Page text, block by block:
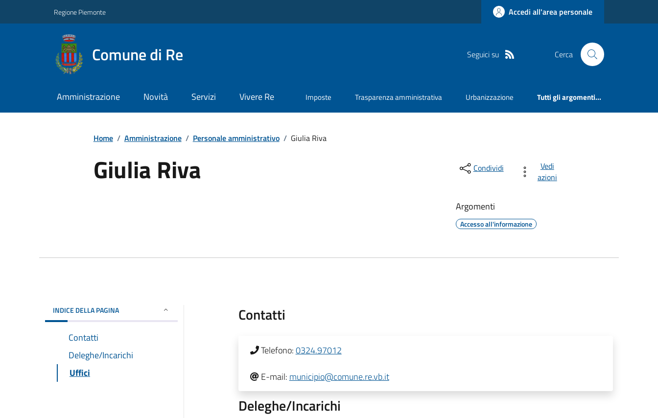
Regione Piemonte Accedi all'area personale
Comune di Re Seguici su Cerca
Amministrazione Novità Servizi Vivere Re Imposte Trasparenza amministrativa Urbanizzazione Tutti gli argomenti...
Home / Amministrazione / Personale amministrativo / Giulia Riva
Giulia Riva Condividi
Vedi
azioni
Argomenti
Accesso all'informazione
INDICE DELLA PAGINA
Contatti
Deleghe/Incarichi
Uffici
Contatti
Telefono:0324.97012
E-mail: municipio@comune.re.vb.it
Deleghe/Incarichi